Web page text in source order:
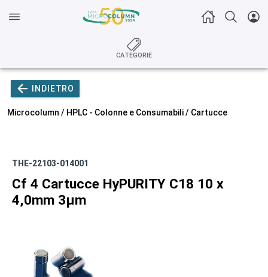
CATEGORIE
INDIETRO
Microcolumn / HPLC - Colonne e Consumabili/ Cartucce
THE-22103-014001
Cf 4 Cartucce HyPURITY C18 10 x
4,0mm 3µm